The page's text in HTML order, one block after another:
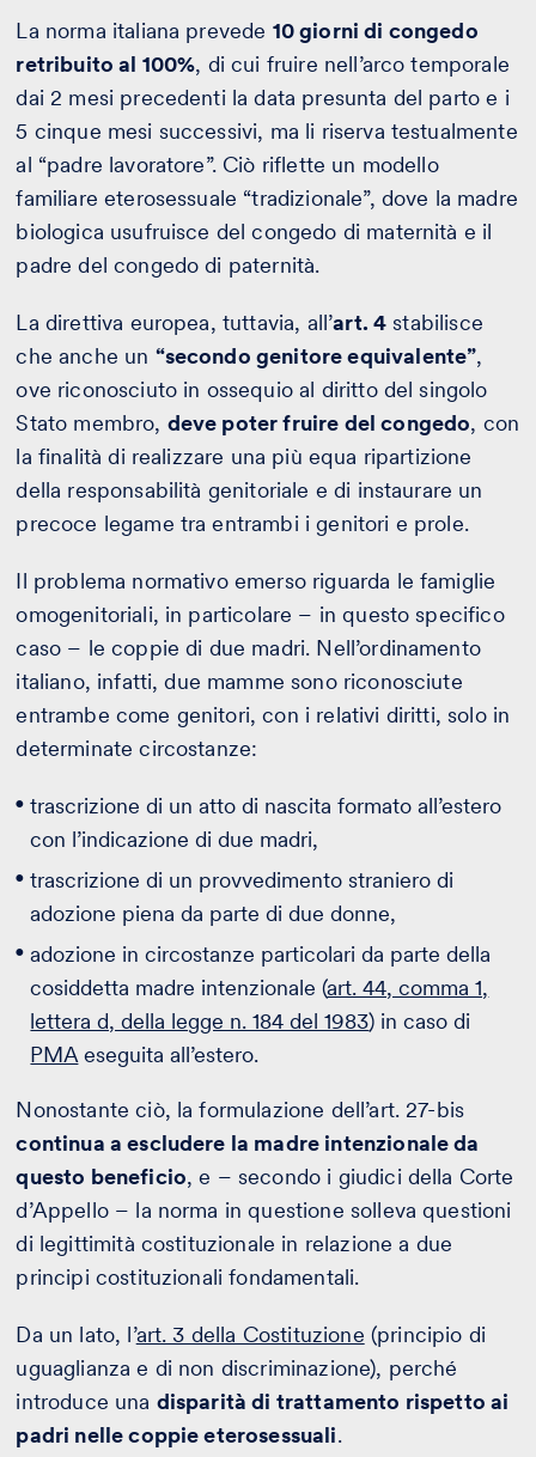
La norma italiana prevede 10 giorni di congedo
retribuito al 100%, di cui fruire nell’arco temporale
dai 2 mesi precedenti la data presunta del parto e i
5 cinque mesi successivi, ma li riserva testualmente
al “padre lavoratore”. Ciò riflette un modello
familiare eterosessuale “tradizionale”, dove la madre
biologica usufruisce del congedo di maternità e il
padre del congedo di paternità.
La direttiva europea, tuttavia, all’art. 4 stabilisce
che anche un “secondo genitore equivalente”,
ove riconosciuto in ossequio al diritto del singolo
Stato membro, deve poter fruire del congedo, con
la finalità di realizzare una più equa ripartizione
della responsabilità genitoriale e di instaurare un
precoce legame tra entrambi i genitori e prole.
Il problema normativo emerso riguarda le famiglie
omogenitoriali, in particolare – in questo specifico
caso – le coppie di due madri. Nell’ordinamento
italiano, infatti, due mamme sono riconosciute
entrambe come genitori, con i relativi diritti, solo in
determinate circostanze:
trascrizione di un atto di nascita formato all’estero
con l’indicazione di due madri,
trascrizione di un provvedimento straniero di
adozione piena da parte di due donne,
adozione in circostanze particolari da parte della
cosiddetta madre intenzionale (art. 44, comma 1,
lettera d, della legge n. 184 del 1983) in caso di
PMA eseguita all’estero.
Nonostante ciò, la formulazione dell’art. 27-bis
continua a escludere la madre intenzionale da
questo beneficio, e – secondo i giudici della Corte
d’Appello – la norma in questione solleva questioni
di legittimità costituzionale in relazione a due
principi costituzionali fondamentali.
Da un lato, l’art. 3 della Costituzione (principio di
uguaglianza e di non discriminazione), perché
introduce una disparità di trattamento rispetto ai
padri nelle coppie eterosessuali.